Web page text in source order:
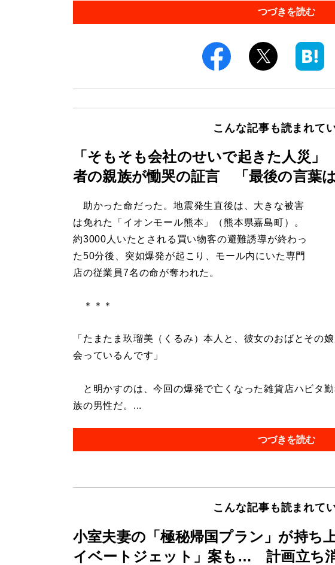
つづきを読む
こんな記事も読まれて
「そもそも会社のせいで起きた人災
者の親族が慟哭の証言 「最後の言葉
助かった命だった。地震発生直後は、大きな被害
は免れた「イオンモール熊本」（熊本県嘉島町）。
約3000人いたとされる買い物客の避難誘導が終わっ
た50分後、突如爆発が起こり、モール内にいた専門
店の従業員7名の命が奪われた。
＊＊＊
「たまたま玖瑠美（くるみ）本人と、彼女のおばとその
会っているんです」
と明かすのは、今回の爆発で亡くなった雑貨店ハビタ
族の男性だ。...
つづきを読む
こんな記事も読まれて
小室夫妻の「極秘帰国プラン」が持
イベートジェット」案も… 計画立ち